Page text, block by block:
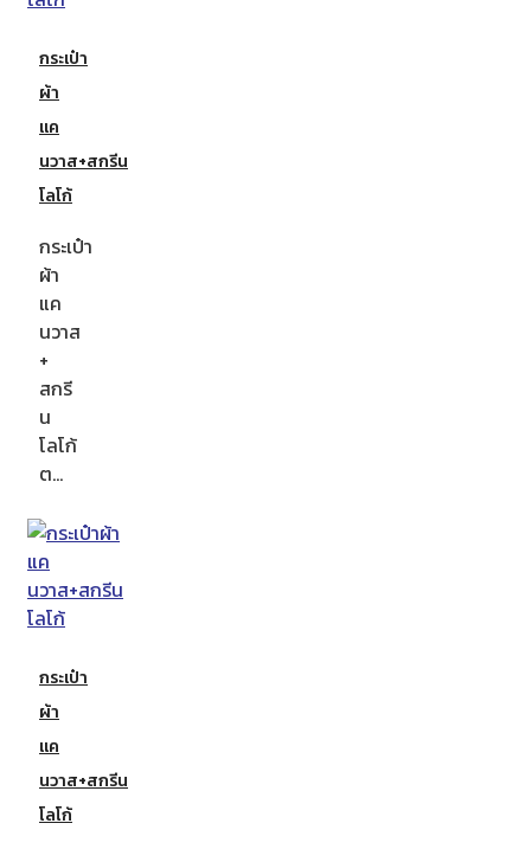
กระเป๋า
ผ้า
แค
นวาส+สกรีน
โลโก้
กระเป๋า
ผ้า
แค
นวาส
+
สกรี
น
โลโก้
ต…
กระเป๋า
ผ้า
แค
นวาส+สกรีน
โลโก้